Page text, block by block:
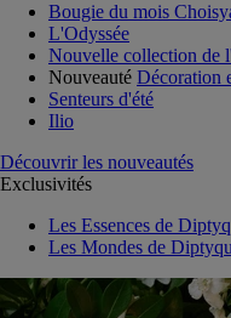
Bougie du mois
L'Odyssée
Nouvelle collection de
Nouveauté Décoration
Senteurs d'été
Ilio
Découvrir les nouveautés
Exclusivités
Les Essences de
Les Mondes de